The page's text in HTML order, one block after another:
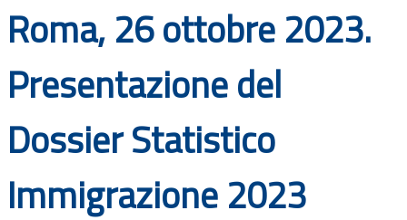
Bandi
Guide
Roma, 26 ottobre 2023.
Presentazione del
Dossier Statistico
Immigrazione 2023